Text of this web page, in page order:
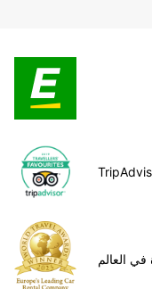
في العالم